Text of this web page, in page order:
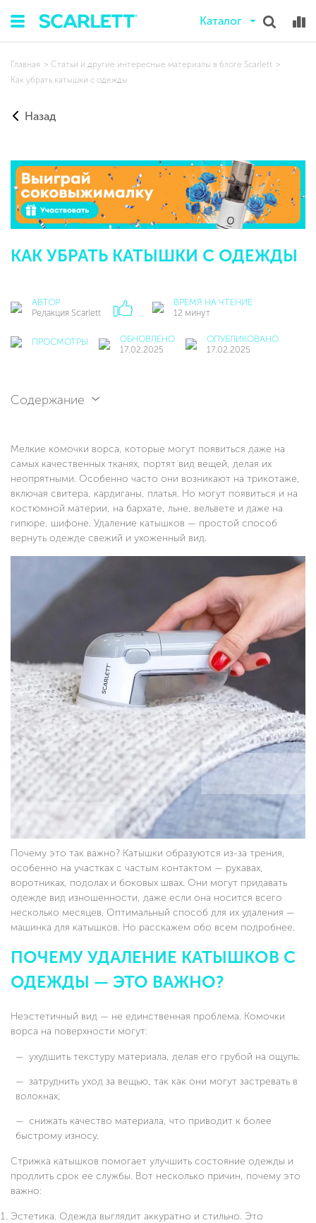
Каталог
Главная
Статьи и другие интересные материалы в блоге Scarlett
Как убрать катышки с одежды
Назад
КАК УБРАТЬ КАТЫШКИ С ОДЕЖДЫ
АВТОР
Редакция Scarlett
ВРЕМЯ НА ЧТЕНИЕ
12 минут
ПРОСМОТРЫ
ОБНОВЛЕНО
17.02.2025
ОПУБЛИКОВАНО
17.02.2025
Содержание
Мелкие комочки ворса, которые могут появиться даже на
самых качественных тканях, портят вид вещей, делая их
неопрятными. Особенно часто они возникают на трикотаже,
включая свитера, кардиганы, платья. Но могут появиться и на
костюмной материи, на бархате, льне, вельвете и даже на
гипюре, шифоне. Удаление катышков — простой способ
вернуть одежде свежий и ухоженный вид.
Почему это так важно? Катышки образуются из-за трения,
особенно на участках с частым контактом — рукавах,
воротниках, подолах и боковых швах. Они могут придавать
одежде вид изношенности, даже если она носится всего
несколько месяцев. Оптимальный способ для их удаления —
машинка для катышков. Но расскажем обо всем подробнее.
ПОЧЕМУ УДАЛЕНИЕ КАТЫШКОВ С
ОДЕЖДЫ — ЭТО ВАЖНО?
Неэстетичный вид — не единственная проблема. Комочки
ворса на поверхности могут:
ухудшить текстуру материала, делая его грубой на ощупь;
затруднить уход за вещью, так как они могут застревать в
волокнах;
снижать качество материала, что приводит к более
быстрому износу.
Стрижка катышков помогает улучшить состояние одежды и
продлить срок ее службы. Вот несколько причин, почему это
важно:
Эстетика. Одежда выглядит аккуратно и стильно. Это